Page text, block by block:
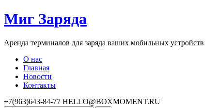
Миг Заряда
Аренда терминалов для заряда ваших мобильных устройств
О нас
Главная
Новости
Контакты
+7(963)643-84-77 HELLO@BOXMOMENT.RU